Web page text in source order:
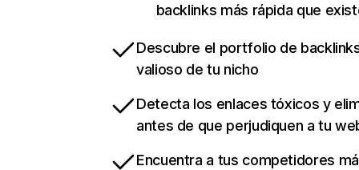
backlinks más rápida que
Descubre el portfolio de
valioso de tu nicho
Detecta los enlaces tóxicos y
antes de que perjudiquen a tu
Encuentra a tus competidores